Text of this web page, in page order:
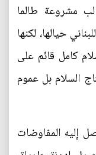
مشروعة طالما
حيالها، لكنها
كامل قائم على
السلام بل عموم
إليه المفاوضات